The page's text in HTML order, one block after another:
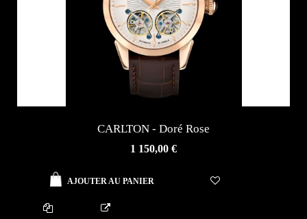
AJOUTER AU PANIER
CARLTON - Doré Rose
1 150,00 €
AJOUTER AU PANIER